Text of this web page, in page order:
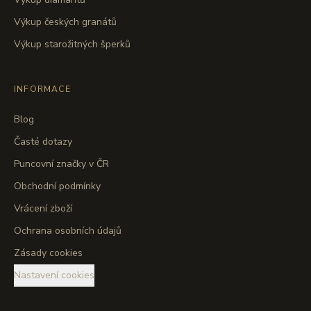
Výkup českých granátů
Výkup starožitných šperků
INFORMACE
Blog
Časté dotazy
Puncovní značky v ČR
Obchodní podmínky
Vrácení zboží
Ochrana osobních údajů
Zásady cookies
Nastavení cookies